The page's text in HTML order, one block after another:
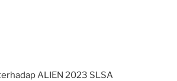
ALIEN 2023 SLSA